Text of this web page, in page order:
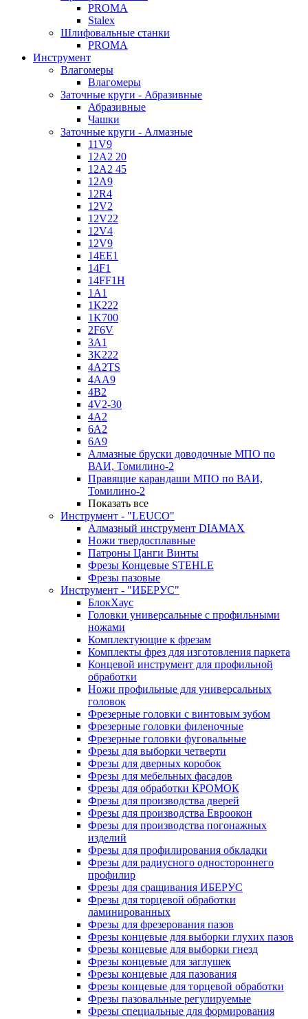
PROMA
Stalex
Шлифовальные станки
PROMA
Инструмент
Влагомеры
Влагомеры
Заточные круги - Абразивные
Абразивные
Чашки
Заточные круги - Алмазные
11V9
12A2 20
12A2 45
12A9
12R4
12V2
12V22
12V4
12V9
14EE1
14F1
14FF1H
1A1
1K222
1K700
2F6V
3A1
3K222
4A2TS
4AA9
4B2
4V2-30
4А2
6A2
6A9
Алмазные бруски доводочные МПО по
ВАИ, Томилино-2
Правящие карандаши МПО по ВАИ,
Томилино-2
Показать все
Инструмент - "LEUCO"
Алмазный инструмент DIAMAX
Ножи твердосплавные
Патроны Цанги Винты
Фрезы Концевые STEHLE
Фрезы пазовые
Инструмент - "ИБЕРУС"
БлокХаус
Головки универсальные с профильными
ножами
Комплектующие к фрезам
Комплекты фрез для изготовления паркета
Концевой инструмент для профильной
обработки
Ножи профильные для универсальных
головок
Фрезерные головки с винтовым зубом
Фрезерные головки филеночные
Фрезерные головки фуговальные
Фрезы для выборки четверти
Фрезы для дверных коробок
Фрезы для мебельных фасадов
Фрезы для обработки КРОМОК
Фрезы для производства дверей
Фрезы для производства Евроокон
Фрезы для производства погонажных
изделий
Фрезы для профилирования обкладки
Фрезы для радиусного одностороннего
профилир
Фрезы для сращивания ИБЕРУС
Фрезы для торцевой обработки
ламинированных
Фрезы для фрезерования пазов
Фрезы концевые для выборки глухих пазов
Фрезы концевые для выборки гнезд
Фрезы концевые для заглушек
Фрезы концевые для пазования
Фрезы концевые для торцевой обработки
Фрезы пазовальные регулируемые
Фрезы специальные для формирования